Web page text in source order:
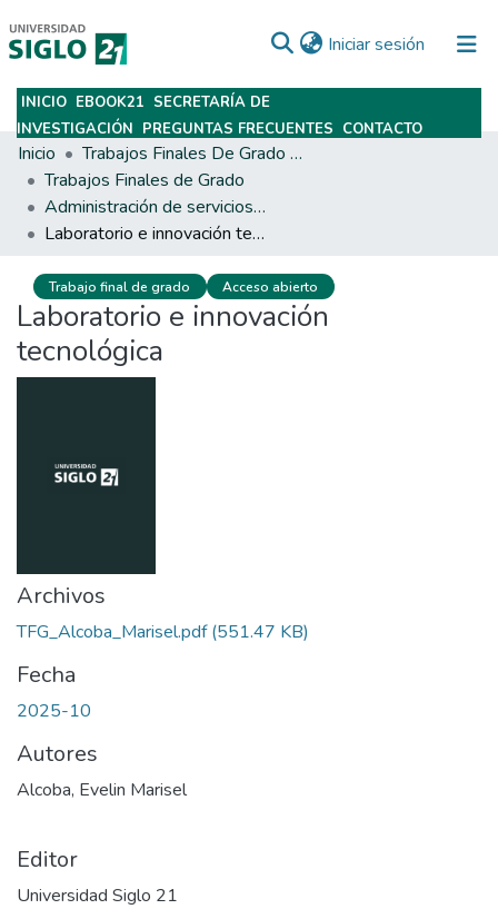
Iniciar sesión (current)
Subir
INICIO EBOOK21 SECRETARÍA DE
INVESTIGACIÓN PREGUNTAS FRECUENTES CONTACTO
Inicio
Trabajos Finales De Grado Y Posgrado
Trabajos Finales de Grado
Administración de servicios de salud
Laboratorio e innovación tecnológica
Trabajo final de grado Acceso abierto
Laboratorio e innovación
tecnológica
Archivos
TFG_Alcoba_Marisel.pdf(551.47 KB)
Fecha
2025-10
Autores
Alcoba, Evelin Marisel
Editor
Universidad Siglo 21